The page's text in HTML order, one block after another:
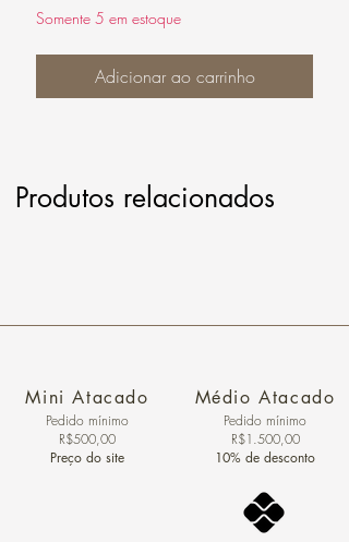
Somente 5 em estoque
Adicionar ao carrinho
Produtos relacionados
Mini Atacado
Pedido ​mínimo
R$500,00
Preço do site
Médio Atacado
Pedido mínimo
R$1.500,00
10% de desconto